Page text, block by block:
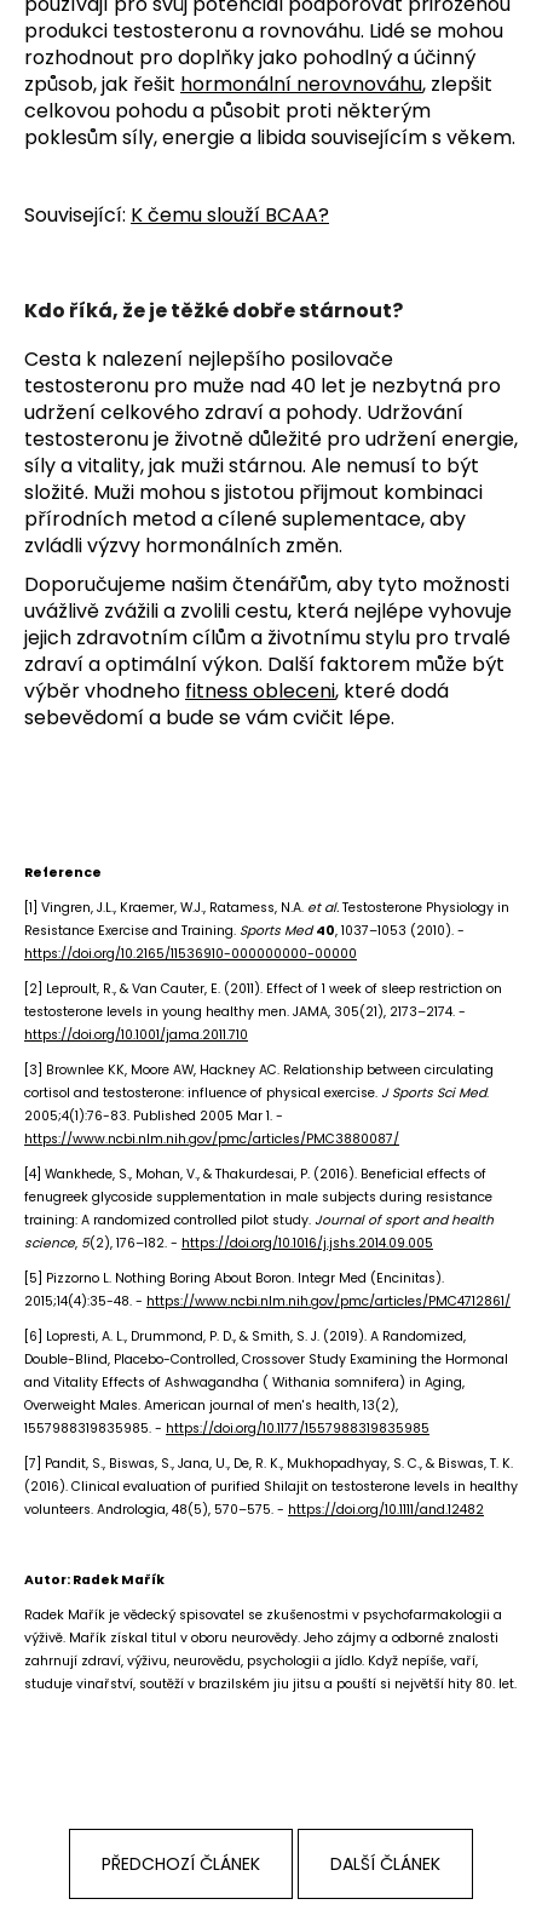
produkci testosteronu a rovnováhu. Lidé se mohou
rozhodnout pro doplňky jako pohodlný a účinný
způsob, jak řešit hormonální nerovnováhu, zlepšit
celkovou pohodu a působit proti některým
poklesům síly, energie a libida souvisejícím s věkem.
Související: K čemu slouží BCAA?
Kdo říká, že je těžké dobře stárnout?
Cesta k nalezení nejlepšího posilovače
testosteronu pro muže nad 40 let je nezbytná pro
udržení celkového zdraví a pohody. Udržování
testosteronu je životně důležité pro udržení energie,
síly a vitality, jak muži stárnou. Ale nemusí to být
složité. Muži mohou s jistotou přijmout kombinaci
přírodních metod a cílené suplementace, aby
zvládli výzvy hormonálních změn.
Doporučujeme našim čtenářům, aby tyto možnosti
uvážlivě zvážili a zvolili cestu, která nejlépe vyhovuje
jejich zdravotním cílům a životnímu stylu pro trvalé
zdraví a optimální výkon. Další faktorem může být
výběr vhodneho fitness obleceni, které dodá
sebevědomí a bude se vám cvičit lépe.
Reference
[1] Vingren, J.L., Kraemer, W.J., Ratamess, N.A. et al. Testosterone Physiology in
Resistance Exercise and Training. Sports Med 40, 1037–1053 (2010). -
https://doi.org/10.2165/11536910-000000000-00000
[2] Leproult, R., & Van Cauter, E. (2011). Effect of 1 week of sleep restriction on
testosterone levels in young healthy men. JAMA, 305(21), 2173–2174. -
https://doi.org/10.1001/jama.2011.710
[3] Brownlee KK, Moore AW, Hackney AC. Relationship between circulating
cortisol and testosterone: influence of physical exercise. J Sports Sci Med.
2005;4(1):76-83. Published 2005 Mar 1. -
https://www.ncbi.nlm.nih.gov/pmc/articles/PMC3880087/
[4] Wankhede, S., Mohan, V., & Thakurdesai, P. (2016). Beneficial effects of
fenugreek glycoside supplementation in male subjects during resistance
training: A randomized controlled pilot study. Journal of sport and health
science, 5(2), 176–182. - https://doi.org/10.1016/j.jshs.2014.09.005
[5] Pizzorno L. Nothing Boring About Boron. Integr Med (Encinitas).
2015;14(4):35-48. - https://www.ncbi.nlm.nih.gov/pmc/articles/PMC4712861/
[6] Lopresti, A. L., Drummond, P. D., & Smith, S. J. (2019). A Randomized,
Double-Blind, Placebo-Controlled, Crossover Study Examining the Hormonal
and Vitality Effects of Ashwagandha ( Withania somnifera) in Aging,
Overweight Males. American journal of men's health, 13(2),
1557988319835985. - https://doi.org/10.1177/1557988319835985
[7] Pandit, S., Biswas, S., Jana, U., De, R. K., Mukhopadhyay, S. C., & Biswas, T. K.
(2016). Clinical evaluation of purified Shilajit on testosterone levels in healthy
volunteers. Andrologia, 48(5), 570–575. - https://doi.org/10.1111/and.12482
Autor: Radek Mařík
Radek Mařík je vědecký spisovatel se zkušenostmi v psychofarmakologii a
výživě. Mařík získal titul v oboru neurovědy. Jeho zájmy a odborné znalosti
zahrnují zdraví, výživu, neurovědu, psychologii a jídlo. Když nepíše, vaří,
studuje vinařství, soutěží v brazilském jiu jitsu a pouští si největší hity 80. let.
PŘEDCHOZÍ ČLÁNEK DALŠÍ ČLÁNEK